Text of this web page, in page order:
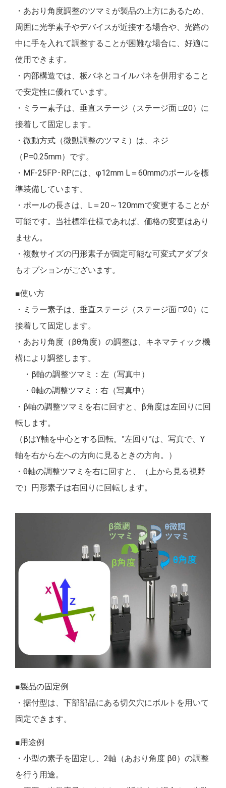
・あおり角度調整のツマミが製品の上方にあるため、
周囲に光学素子やデバイスが近接する場合や、光路の
中に手を入れて調整することが困難な場合に、好適に
使用できます。
・内部構造では、板バネとコイルバネを併用すること
で安定性に優れています。
・ミラー素子は、垂直ステージ（ステージ面 □20）に
接着して固定します。
・微動方式（微動調整のツマミ）は、ネジ
（P=0.25mm）です。
・MF-25FP･RPには、φ12mm L＝60mmのポールを標
準装備しています。
・ポールの長さは、L＝20～120mmで変更することが
可能です。当社標準仕様であれば、価格の変更はあり
ません。
・複数サイズの円形素子が固定可能な可変式アダプタ
もオプションがございます。
■使い方
・ミラー素子は、垂直ステージ（ステージ面 □20）に
接着して固定します。
・あおり角度（βθ角度）の調整は、キネマティック機
構により調整します。
・β軸の調整ツマミ：左（写真中）
・θ軸の調整ツマミ：右（写真中）
・β軸の調整ツマミを右に回すと、β角度は左回りに回
転します。
（βはY軸を中心とする回転。”左回り”は、写真で、Y
軸を右から左への方向に見るときの方向。）
・θ軸の調整ツマミを右に回すと、（上から見る視野
で）円形素子は右回りに回転します。
■製品の固定例
・据付型は、下部部品にある切欠穴にボルトを用いて
固定できます。
■用途例
・小型の素子を固定し、2軸（あおり角度 βθ）の調整
を行う用途。